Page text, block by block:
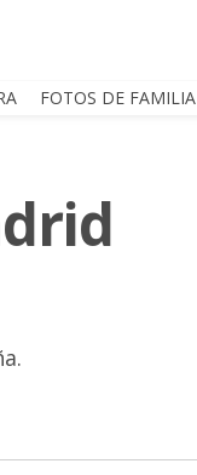
FOTOS DE FAMILIA